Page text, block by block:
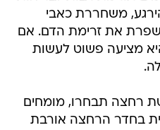
משחררת כאבי
את זרימת הדם. אם
מציעה פשוט לעשות
רחצה תבחרו, מומחים
בחדר הרחצה אורבת